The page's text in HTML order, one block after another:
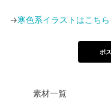
→寒色系イラストはこちら
ポ
素材一覧